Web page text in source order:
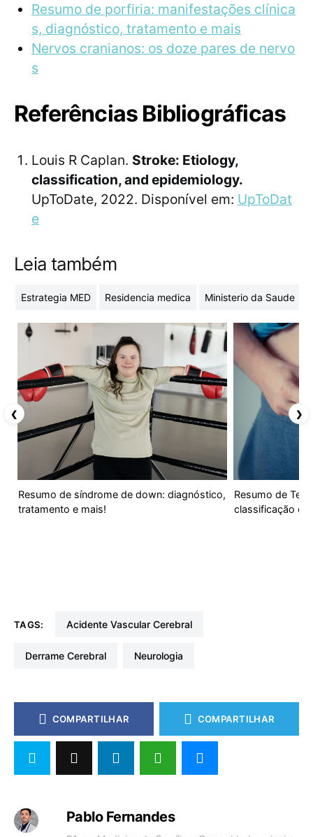
Resumo de porfiria: manifestações clínica
s, diagnóstico, tratamento e mais
Nervos cranianos: os doze pares de nervo
s
Referências Bibliográficas
Louis R Caplan. Stroke: Etiology,
classification, and epidemiology.
UpToDate, 2022. Disponível em: UpToDat
e
Leia também
Estrategia MED Residencia medica Ministerio da Saude
Resumo de síndrome de down: diagnóstico,
tratamento e mais!
Resumo de
classificação e
❮ ❯
TAGS: Acidente Vascular Cerebral
Derrame Cerebral Neurologia
COMPARTILHAR COMPARTILHAR
Pablo Fernandes